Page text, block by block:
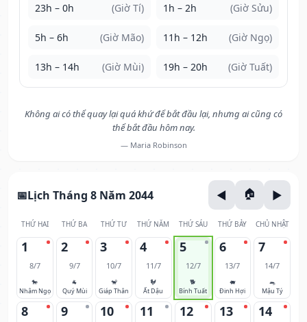
23h – 0h (Giờ Tí) 1h – 2h (Giờ Sửu)
5h – 6h (Giờ Mão) 11h – 12h (Giờ Ngọ)
13h – 14h (Giờ Mùi) 19h – 20h (Giờ Tuất)
Không ai có thể quay lại quá khứ để bắt đầu lại, nhưng ai cũng có
thể bắt đầu hôm nay.
— Maria Robinson
Lịch Tháng 8 Năm 2044
THỨ HAI THỨ BA THỨ TƯ THỨ NĂM THỨ SÁU THỨ BẢY CHỦ NHẬT
1
8/7
🐎
Nhâm Ngọ
2
9/7
🐐
Quý Mùi
3
10/7
🐒
Giáp Thân
4
11/7
🐓
Ất Dậu
5
12/7
🐕
Bính Tuất
6
13/7
🐖
Đinh Hợi
7
14/7
🐀
Mậu Tý
8 9 10 11 12 13 14